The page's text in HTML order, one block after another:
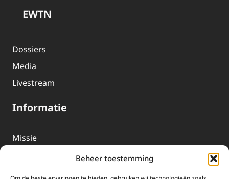
Beheer toestemming
EWTN
Dossiers
Media
Livestream
Informatie
Missie